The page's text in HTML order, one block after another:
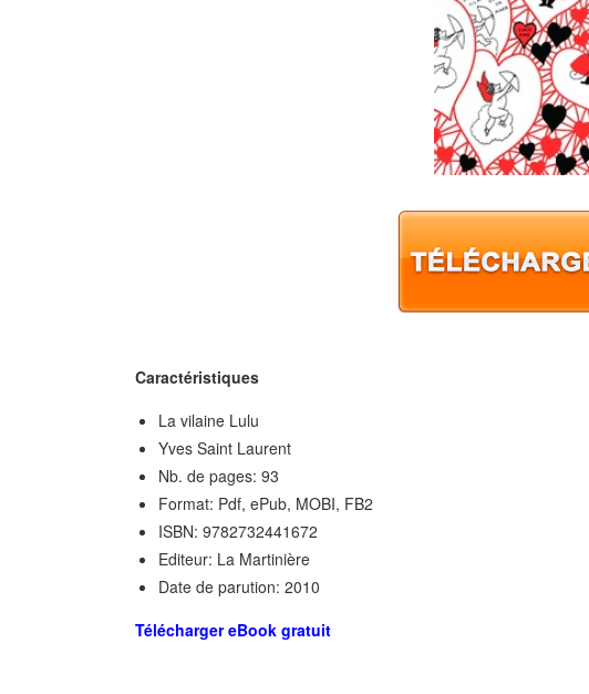
Caractéristiques
La vilaine Lulu
Yves Saint Laurent
Nb. de pages: 93
Format: Pdf, ePub, MOBI, FB2
ISBN: 9782732441672
Editeur: La Martinière
Date de parution: 2010
Télécharger eBook gratuit